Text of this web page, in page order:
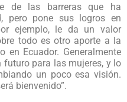
de las barreras que ha
pero pone sus logros en
ejemplo, le da un valor
todo es otro aporte a la
en Ecuador. Generalmente
para las mujeres, y lo
un poco esa visión.
bienvenido”.